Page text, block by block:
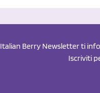
Italian Berry Newsletter ti
Iscriviti